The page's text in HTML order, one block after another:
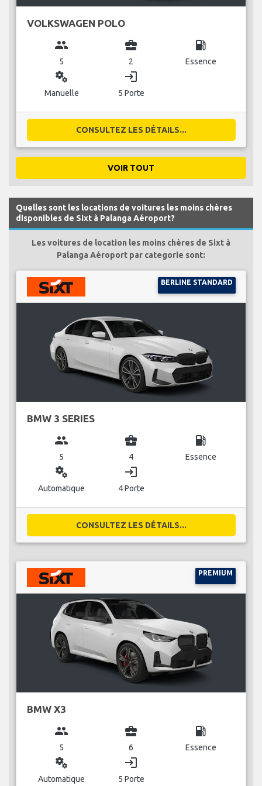
VOLKSWAGEN POLO
group
5
business_center
2
local_gas_station
Essence
miscellaneous_services
Manuelle
login
5 Porte
CONSULTEZ LES DÉTAILS...
VOIR TOUT
Quelles sont les locations de voitures les moins chères
disponibles de Sixt à Palanga Aéroport?
Les voitures de location les moins chères de Sixt à
Palanga Aéroport par categorie sont:
BERLINE STANDARD
BMW 3 SERIES
group
5
business_center
4
local_gas_station
Essence
miscellaneous_services
Automatique
login
4 Porte
CONSULTEZ LES DÉTAILS...
PREMIUM
BMW X3
group
5
business_center
6
local_gas_station
Essence
miscellaneous_services
Automatique
login
5 Porte